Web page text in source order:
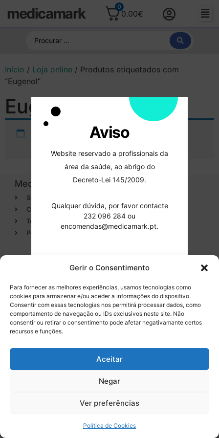
Gerir o Consentimento
Para fornecer as melhores experiências, usamos tecnologias como
cookies para armazenar e/ou aceder a informações do dispositivo.
Consentir com essas tecnologias nos permitirá processar dados, como
comportamento de navegação ou IDs exclusivos neste site. Não
consentir ou retirar o consentimento pode afetar negativamante certos
recursos e funções.
Aceitar
Negar
Ver preferências
Política de Cookies
medicamark 0
0.00€
Início / Loja online / Produtos etiquetados com
“Eugenol”
Eugenol
Não foram encontrados produtos
Medicamark
Sobre
Contactos
Termos e condições
Política de Privacidade
Categorias
Dentisteria
Descartáveis/Não
reutilizáveis
Categorias
Endodontia
Higiene Oral
Instrumental
Equipamentos
Entregas em 24h
de produtos em stock
Tel. 232 096 284
8 de agosto de 2026
Aviso
Website reservado a profissionais da
área da saúde, ao abrigo do
Decreto-Lei 145/2009.
Qualquer dúvida, por favor contacte
232 096 284 ou
encomendas@medicamark.pt.
Tomei conhecimento.
Continuar.